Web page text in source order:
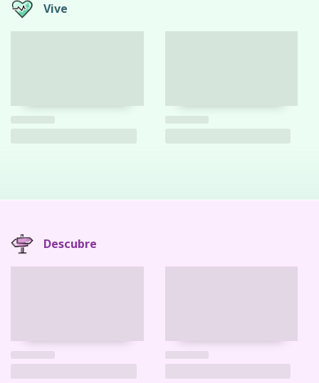
Vive
Descubre